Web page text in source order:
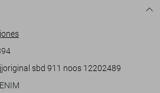
maakt het een veelzijdige keuze voor
de jeans met een basic tee en
look, of ga voor een nette trui en
Dit Jack & Jones model is een
sbd 911 noos 12202489